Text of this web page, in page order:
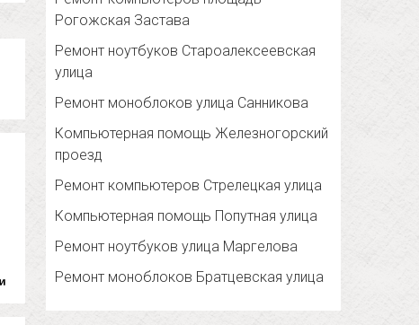
Рогожская Застава
Ремонт ноутбуков Староалексеевская
улица
Ремонт моноблоков улица Санникова
Компьютерная помощь Железногорский
проезд
Ремонт компьютеров Стрелецкая улица
Компьютерная помощь Попутная улица
Ремонт ноутбуков улица Маргелова
Ремонт моноблоков Братцевская улица